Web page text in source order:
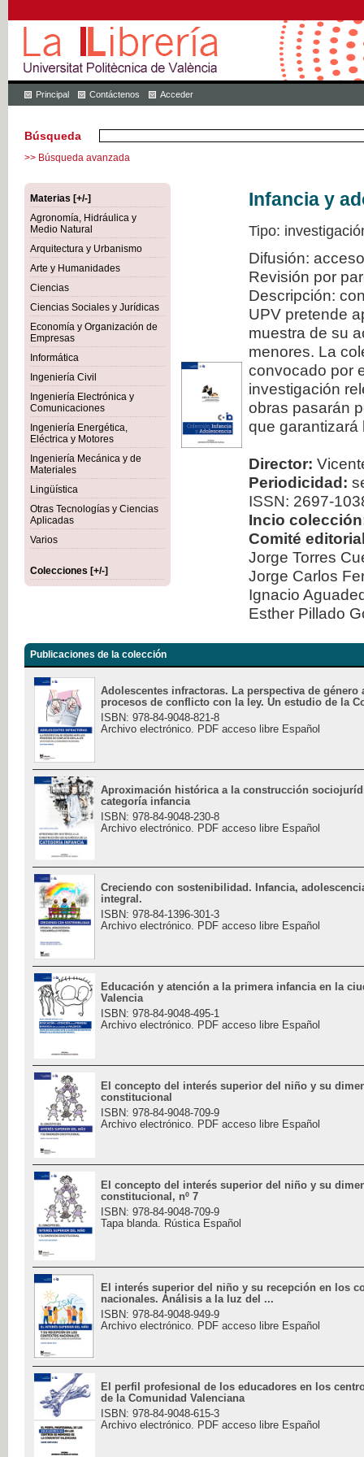
Principal Contáctenos Acceder
Búsqueda
>> Búsqueda avanzada
Materias [+/-]
Agronomía, Hidráulica y
Medio Natural
Arquitectura y Urbanismo
Arte y Humanidades
Ciencias
Ciencias Sociales y Jurídicas
Economía y Organización de
Empresas
Informática
Ingeniería Civil
Ingeniería Electrónica y
Comunicaciones
Ingeniería Energética,
Eléctrica y Motores
Ingeniería Mecánica y de
Materiales
Lingüística
Otras Tecnologías y Ciencias
Aplicadas
Varios
Colecciones [+/-]
Infancia y
Tipo:
Difusión:
Revisión por
Descripción:
UPV pretende
muestra de su
menores. La
convocado por
investigación
obras pasarán
que garantizará
Director:
Periodicidad:
ISSN: 2697-
Incio
Comité
Jorge Torres
Jorge Carlos
Ignacio
Esther Pillado
Publicaciones de la colección
Adolescentes infractoras. La perspectiva de género
procesos de conflicto con la ley. Un estudio de la
ISBN: 978-84-9048-821-8
Archivo electrónico. PDF acceso libre Español
Aproximación histórica a la construcción
categoría infancia
ISBN: 978-84-9048-230-8
Archivo electrónico. PDF acceso libre Español
Creciendo con sostenibilidad. Infancia,
integral.
ISBN: 978-84-1396-301-3
Archivo electrónico. PDF acceso libre Español
Educación y atención a la primera infancia en la
Valencia
ISBN: 978-84-9048-495-1
Archivo electrónico. PDF acceso libre Español
El concepto del interés superior del niño y su
constitucional
ISBN: 978-84-9048-709-9
Archivo electrónico. PDF acceso libre Español
El concepto del interés superior del niño y su
constitucional, nº 7
ISBN: 978-84-9048-709-9
Tapa blanda. Rústica Español
El interés superior del niño y su recepción en los
nacionales. Análisis a la luz del ...
ISBN: 978-84-9048-949-9
Archivo electrónico. PDF acceso libre Español
El perfil profesional de los educadores en los
de la Comunidad Valenciana
ISBN: 978-84-9048-615-3
Archivo electrónico. PDF acceso libre Español